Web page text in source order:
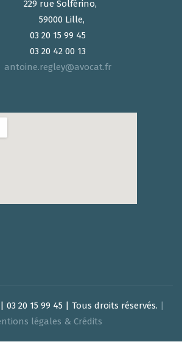
229 rue Solférino,
59000 Lille,
03 20 15 99 45
03 20 42 00 13
antoine.regley@avocat.fr
03 20 15 99 45 | Tous droits réservés. |
légales & Crédits